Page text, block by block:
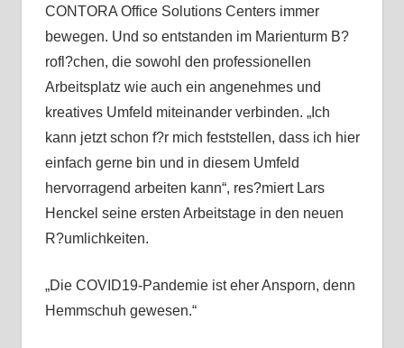
CONTORA Office Solutions Centers immer
bewegen. Und so entstanden im Marienturm B?
rofl?chen, die sowohl den professionellen
Arbeitsplatz wie auch ein angenehmes und
kreatives Umfeld miteinander verbinden. „Ich
kann jetzt schon f?r mich feststellen, dass ich hier
einfach gerne bin und in diesem Umfeld
hervorragend arbeiten kann“, res?miert Lars
Henckel seine ersten Arbeitstage in den neuen
R?umlichkeiten.
„Die COVID19-Pandemie ist eher Ansporn, denn
Hemmschuh gewesen.“